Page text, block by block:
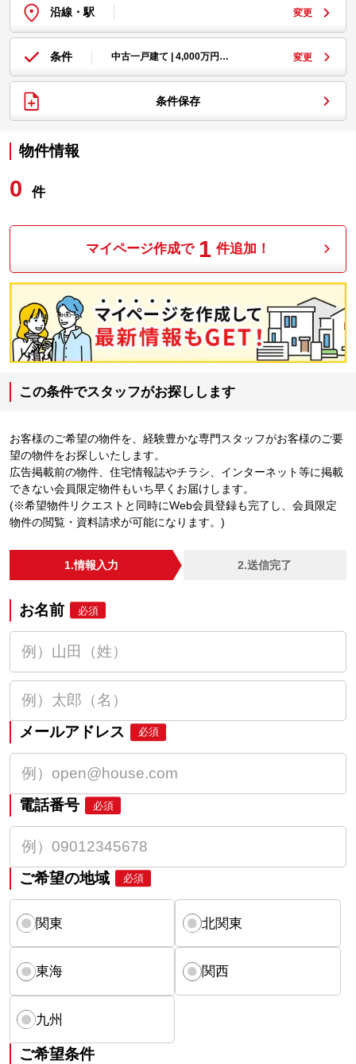
沿線・駅 変更
条件 中古一戸建て | 4,000万円… 変更
条件保存
物件情報
0 件
マイページ作成で 1 件追加！
この条件でスタッフがお探しします
お客様のご希望の物件を、経験豊かな専門スタッフがお客様のご要
望の物件をお探しいたします。
広告掲載前の物件、住宅情報誌やチラシ、インターネット等に掲載
できない会員限定物件もいち早くお届けします。
(※希望物件リクエストと同時にWeb会員登録も完了し、会員限定
物件の閲覧・資料請求が可能になります。)
1.情報入力 2.送信完了
お名前 必須
メールアドレス 必須
電話番号 必須
ご希望の地域 必須
関東 北関東
東海 関西
九州
ご希望条件